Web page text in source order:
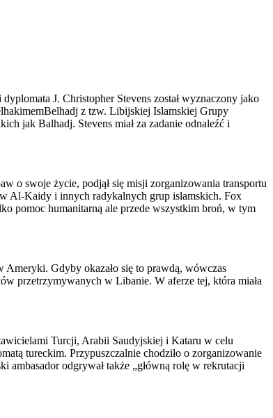
J. Christopher Stevens został wyznaczony jako
z tzw. Libijskiej Islamskiej Grupy
jak Balhadj. Stevens miał za zadanie odnaleźć i
o swoje życie, podjął się misji zorganizowania transportu
Al-Kaidy i innych radykalnych grup islamskich. Fox
pomoc humanitarną ale przede wszystkim broń, w tym
Ameryki. Gdyby okazało się to prawdą, wówczas
przetrzymywanych w Libanie. W aferze tej, która miała
Turcji, Arabii Saudyjskiej i Kataru w celu
tureckim. Przypuszczalnie chodziło o zorganizowanie
odgrywał także „główną rolę w rekrutacji